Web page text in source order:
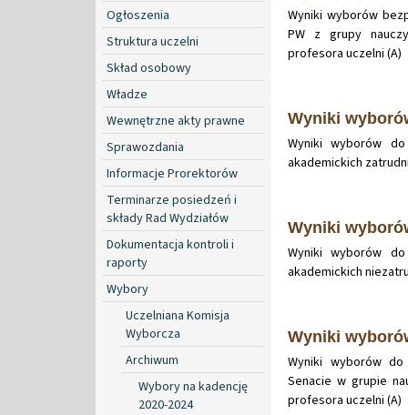
Ogłoszenia
Struktura uczelni
Skład osobowy
Władze
Wewnętrzne akty prawne
Sprawozdania
Informacje Prorektorów
Terminarze posiedzeń i
składy Rad Wydziałów
Dokumentacja kontroli i
raporty
Wybory
Uczelniana Komisja
Wyborcza
Archiwum
Wybory na kadencję
2020-2024
Wyniki wyborów
PW z grupy
profesora uczelni (A)
Wyniki
Wyniki wyborów
akademickich
Wyniki
Wyniki wyborów
akademickich
Wyniki
Wyniki wyborów
Senacie w grupie
profesora uczelni (A)